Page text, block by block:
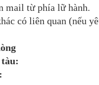
mail từ phía lữ hành.
có liên quan (nếu